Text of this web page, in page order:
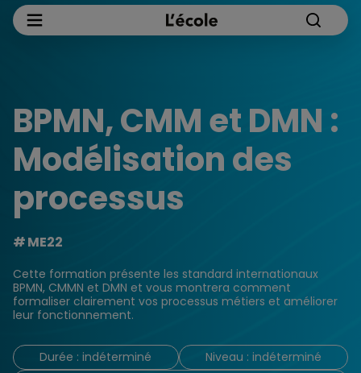
BPMN, CMM et DMN :
Modélisation des
processus
ME22
Cette formation présente les standard internationaux
BPMN, CMMN et DMN et vous montrera comment
formaliser clairement vos processus métiers et améliorer
leur fonctionnement.
Durée : indéterminé
Niveau : indéterminé